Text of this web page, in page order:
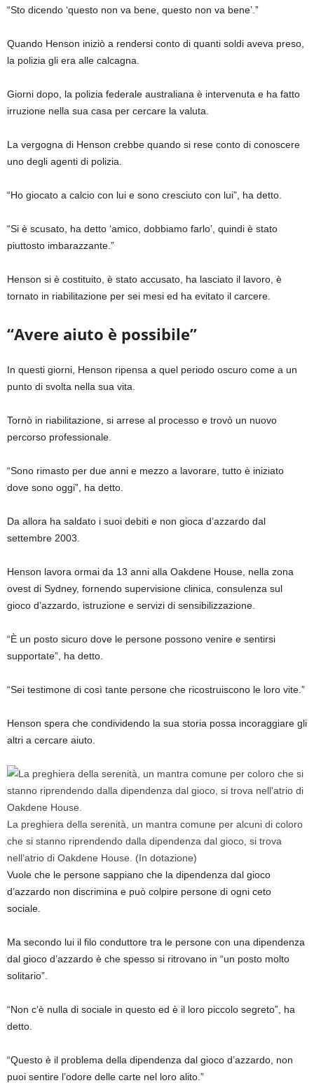
“Sto dicendo ‘questo non va bene, questo non va bene’.”
Quando Henson iniziò a rendersi conto di quanti soldi aveva preso,
la polizia gli era alle calcagna.
Giorni dopo, la polizia federale australiana è intervenuta e ha fatto
irruzione nella sua casa per cercare la valuta.
La vergogna di Henson crebbe quando si rese conto di conoscere
uno degli agenti di polizia.
“Ho giocato a calcio con lui e sono cresciuto con lui”, ha detto.
“Si è scusato, ha detto ‘amico, dobbiamo farlo’, quindi è stato
piuttosto imbarazzante.”
Henson si è costituito, è stato accusato, ha lasciato il lavoro, è
tornato in riabilitazione per sei mesi ed ha evitato il carcere.
“Avere aiuto è possibile”
In questi giorni, Henson ripensa a quel periodo oscuro come a un
punto di svolta nella sua vita.
Tornò in riabilitazione, si arrese al processo e trovò un nuovo
percorso professionale.
“Sono rimasto per due anni e mezzo a lavorare, tutto è iniziato
dove sono oggi”, ha detto.
Da allora ha saldato i suoi debiti e non gioca d’azzardo dal
settembre 2003.
Henson lavora ormai da 13 anni alla Oakdene House, nella zona
ovest di Sydney, fornendo supervisione clinica, consulenza sul
gioco d’azzardo, istruzione e servizi di sensibilizzazione.
“È un posto sicuro dove le persone possono venire e sentirsi
supportate”, ha detto.
“Sei testimone di così tante persone che ricostruiscono le loro vite.”
Henson spera che condividendo la sua storia possa incoraggiare gli
altri a cercare aiuto.
La preghiera della serenità, un mantra comune per alcuni di coloro
che si stanno riprendendo dalla dipendenza dal gioco, si trova
nell’atrio di Oakdene House.
(In dotazione)
Vuole che le persone sappiano che la dipendenza dal gioco
d’azzardo non discrimina e può colpire persone di ogni ceto
sociale.
Ma secondo lui il filo conduttore tra le persone con una dipendenza
dal gioco d’azzardo è che spesso si ritrovano in “un posto molto
solitario”.
“Non c’è nulla di sociale in questo ed è il loro piccolo segreto”, ha
detto.
“Questo è il problema della dipendenza dal gioco d’azzardo, non
puoi sentire l’odore delle carte nel loro alito.”